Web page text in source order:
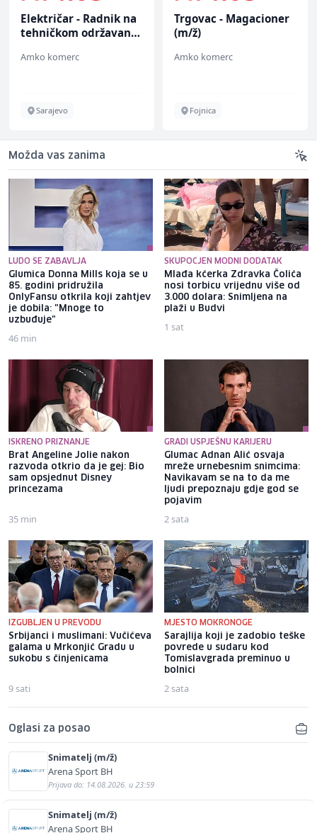
Električar - Radnik na
tehničkom održavanju
Amko komerc
Sarajevo
Trgovac - Magacioner
(m/ž)
Amko komerc
Fojnica
Možda vas zanima
LUDO SE ZABAVLJA
Glumica Donna Mills koja se u
85. godini pridružila
OnlyFansu otkrila koji zahtjev
je dobila: "Mnoge to
uzbuđuje"
46 min
SKUPOCJEN MODNI DODATAK
Mlađa kćerka Zdravka Čolića
nosi torbicu vrijednu više od
3.000 dolara: Snimljena na
plaži u Budvi
1 sat
ISKRENO PRIZNANJE
Brat Angeline Jolie nakon
razvoda otkrio da je gej: Bio
sam opsjednut Disney
princezama
35 min
GRADI USPJEŠNU KARIJERU
Glumac Adnan Alić osvaja
mreže urnebesnim snimcima:
Navikavam se na to da me
ljudi prepoznaju gdje god se
pojavim
2 sata
IZGUBLJEN U PREVODU
Srbijanci i muslimani: Vučićeva
galama u Mrkonjić Gradu u
sukobu s činjenicama
9 sati
MJESTO MOKRONOGE
Sarajlija koji je zadobio teške
povrede u sudaru kod
Tomislavgrada preminuo u
bolnici
2 sata
Oglasi za posao
Snimatelj (m/ž)
Arena Sport BH
Prijava do: 14.08.2026. u 23:59
Snimatelj (m/ž)
Arena Sport BH